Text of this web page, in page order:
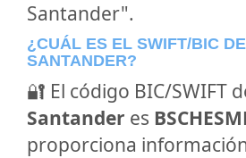
Santander".
¿CUÁL ES EL SWIFT/BIC
SANTANDER?
🔐 El código BIC/SWIFT
Santander es
proporciona